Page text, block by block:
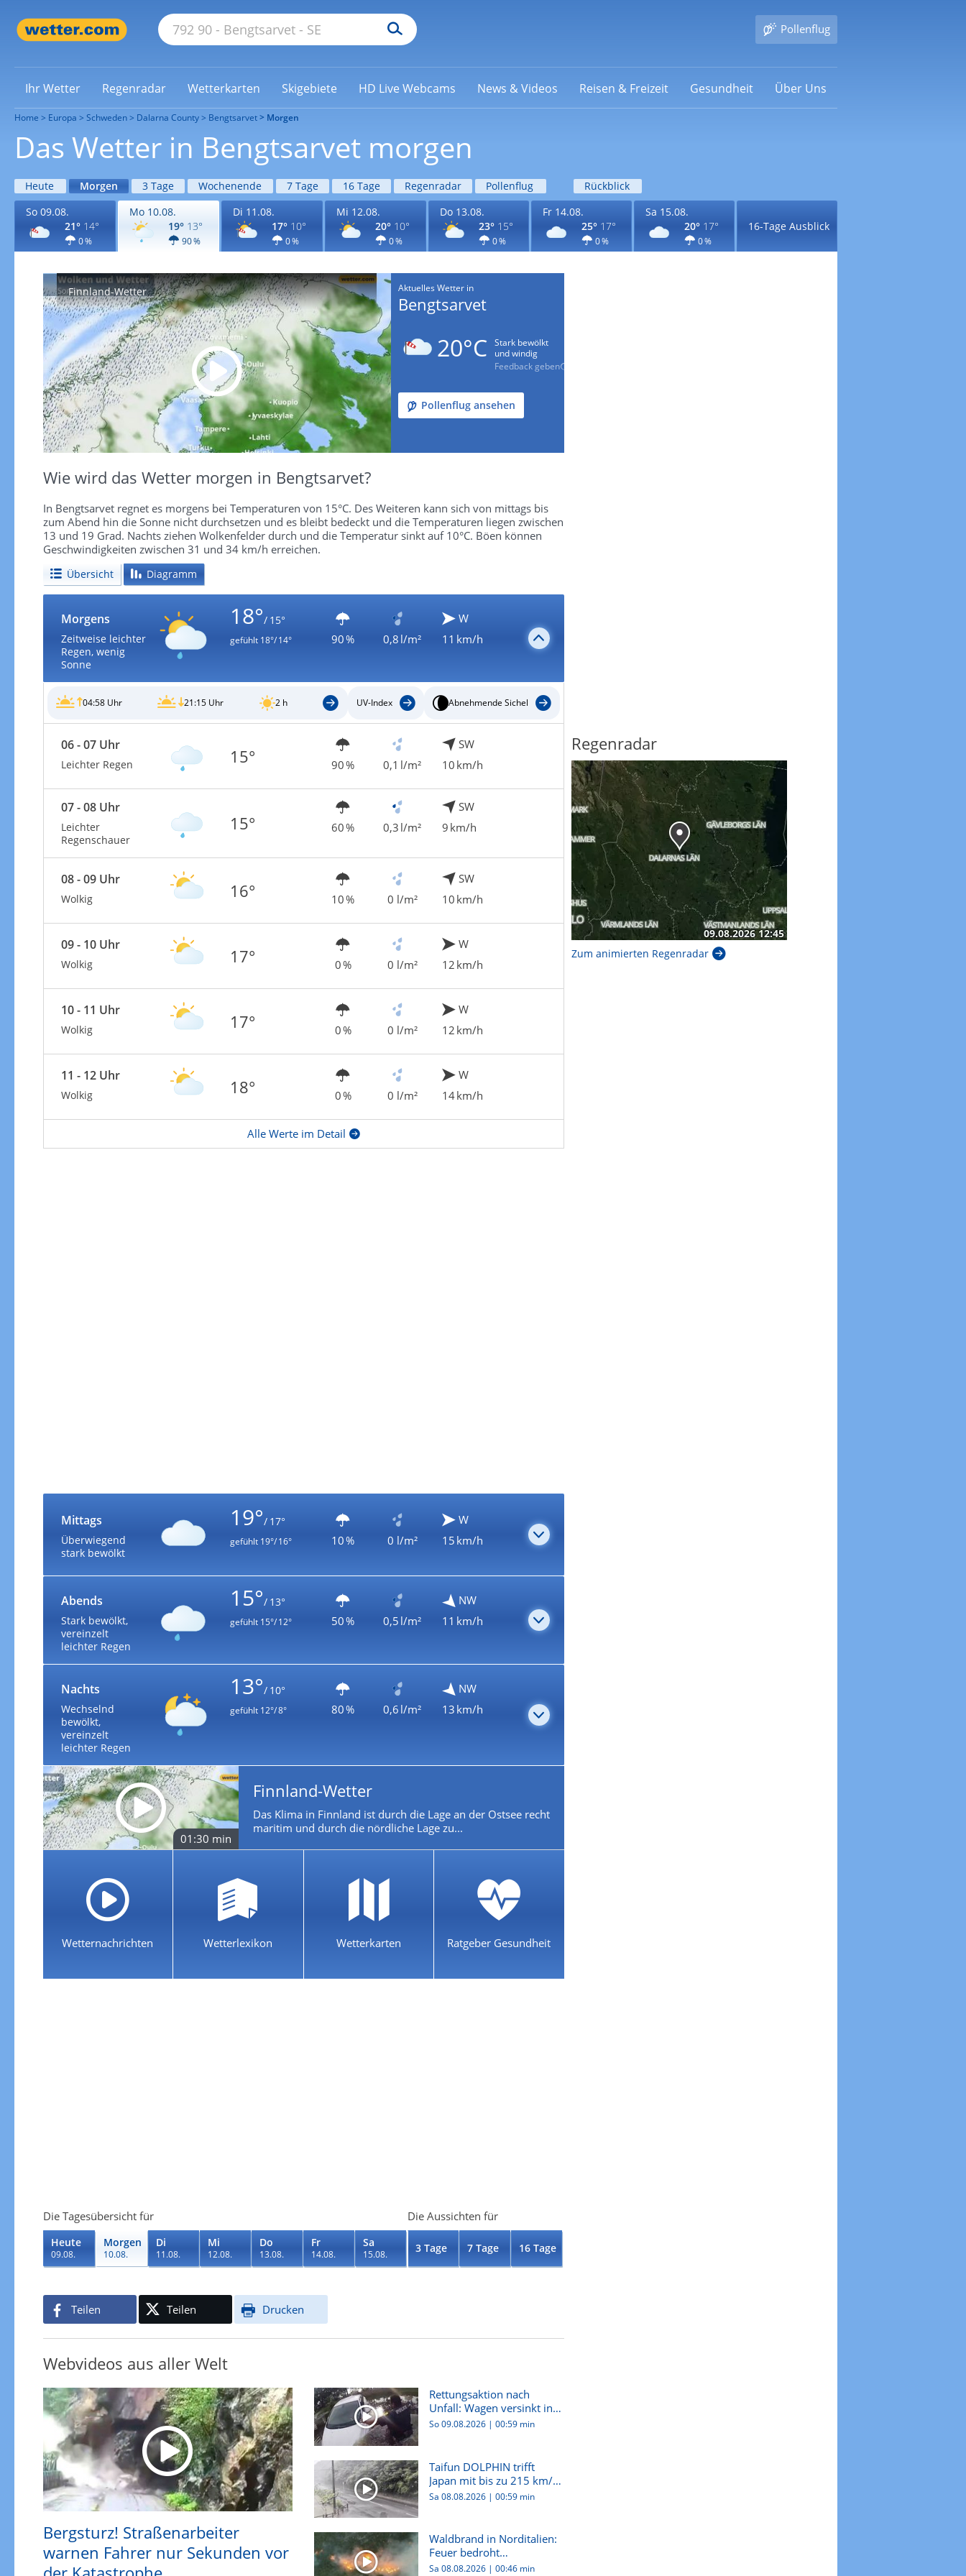
Pollenflug
Ihr Wetter Regenradar Wetterkarten Skigebiete HD Live Webcams News & Videos Reisen & Freizeit Gesundheit Über Uns
Home Europa Schweden Dalarna County Bengtsarvet Morgen
Das Wetter in Bengtsarvet morgen
Heute Morgen 3 Tage Wochenende 7 Tage 16 Tage Regenradar Pollenflug
Rückblick
So 09.08.
21° 14°
0 %
Mo 10.08.
19° 13°
90 %
Di 11.08.
17° 10°
0 %
Mi 12.08.
20° 10°
0 %
Do 13.08.
23° 15°
0 %
Fr 14.08.
25° 17°
0 %
Sa 15.08.
20° 17°
0 %
16-Tage Ausblick
Finnland-Wetter Aktuelles Wetter in
Bengtsarvet
20°C
Stark bewölkt
und windig
Feedback geben
Pollenflug ansehen
Wie wird das Wetter morgen in Bengtsarvet?
In Bengtsarvet regnet es morgens bei Temperaturen von 15°C. Des Weiteren kann sich von mittags bis
zum Abend hin die Sonne nicht durchsetzen und es bleibt bedeckt und die Temperaturen liegen zwischen
13 und 19 Grad. Nachts ziehen Wolkenfelder durch und die Temperatur sinkt auf 10°C. Böen können
Geschwindigkeiten zwischen 31 und 34 km/h erreichen.
Übersicht Diagramm
Morgens
Zeitweise leichter
Regen, wenig
Sonne
18°/ 15°
gefühlt18°/ 14° 90 % 0,8 l/m²
W
11 km/h
04:58 Uhr 21:15 Uhr 2 h UV-Index Abnehmende Sichel
06 - 07 Uhr
Leichter Regen 15° 90 % 0,1 l/m²
SW
10 km/h
07 - 08 Uhr
Leichter
Regenschauer
15° 60 % 0,3 l/m²
SW
9 km/h
08 - 09 Uhr
Wolkig 16° 10 % 0 l/m²
SW
10 km/h
09 - 10 Uhr
Wolkig 17° 0 % 0 l/m²
W
12 km/h
10 - 11 Uhr
Wolkig 17° 0 % 0 l/m²
W
12 km/h
11 - 12 Uhr
Wolkig 18° 0 % 0 l/m²
W
14 km/h
Alle Werte im Detail
Mittags
Überwiegend
stark bewölkt
19°/ 17°
gefühlt19°/ 16° 10 % 0 l/m²
W
15 km/h
Abends
Stark bewölkt,
vereinzelt
leichter Regen
15°/ 13°
gefühlt15°/ 12° 50 % 0,5 l/m²
NW
11 km/h
Nachts
Wechselnd
bewölkt,
vereinzelt
leichter Regen
13°/ 10°
gefühlt12°/ 8° 80 % 0,6 l/m²
NW
13 km/h
01:30 min
Finnland-Wetter
Das Klima in Finnland ist durch die Lage an der Ostsee recht
maritim und durch die nördliche Lage zu...
Wetternachrichten Wetterlexikon Wetterkarten Ratgeber Gesundheit
Die Tagesübersicht für
Heute
09.08.
Morgen
10.08.
Di
11.08.
Mi
12.08.
Do
13.08.
Fr
14.08.
Sa
15.08.
Die Aussichten für
3 Tage 7 Tage 16 Tage
Teilen Teilen Drucken
Webvideos aus aller Welt
Bergsturz! Straßenarbeiter
warnen Fahrer nur Sekunden vor
Rettungsaktion nach
Unfall: Wagen versinkt in
See...
So 09.08.2026 |00:59 min
Taifun DOLPHIN trifft
Japan mit bis zu 215 km/h
–...
Sa 08.08.2026 |00:59 min
Waldbrand in Norditalien:
Feuer bedroht
Wohnhäuser...
Sa 08.08.2026 |00:46 min
Regenradar
Zum animierten Regenradar